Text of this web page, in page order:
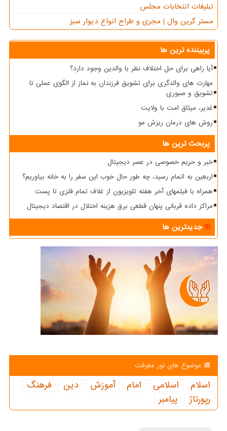
تبلیغات انتخابات مجلس
مستر گرین وال | مجری و طراح انواع دیوار سبز
پربیننده ترین ها
آیا راهی برای حل اختلاف نظر با والدین وجود دارد؟
مهارت های والدگری برای تشویق فرزندان به نماز از الگوی عملی تا
تشویق و صبوری
غدیر، میثاق امت با ولایت
روش های درمان ریزش مو
پربحث ترین ها
خبر و حریم خصوصی در عصر دیجیتال
اربعین به اتمام رسید، چه طور حال خوب این سفر را به خانه بیاوریم؟
همراه با فیلمهای آخر هفته تلویزیون از غلاف تمام فلزی تا پست
مراکز داده قربانی پنهان قطعی برق هزینه اختلال در اقتصاد دیجیتال
جدیدترین ها
موضوع های نور معرفت
اسلام اسلامی امام آموزش دین
فرهنگ
رپورتاژ
پیامبر